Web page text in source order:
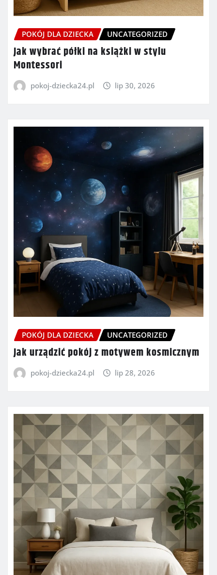
POKÓJ DLA DZIECKA UNCATEGORIZED
Jak wybrać półki na książki w stylu
Montessori
pokoj-dziecka24.pl lip 30, 2026
POKÓJ DLA DZIECKA UNCATEGORIZED
Jak urządzić pokój z motywem kosmicznym
pokoj-dziecka24.pl lip 28, 2026